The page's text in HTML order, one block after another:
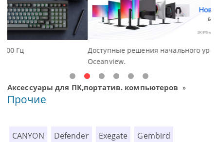
Доступные решения начального уровня, новые мониторы
Аксессуары для ПК,портатив. компьютеров »
Прочие
CANYON Defender Exegate Gembird